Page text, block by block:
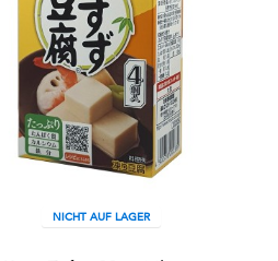
NICHT AUF LAGER